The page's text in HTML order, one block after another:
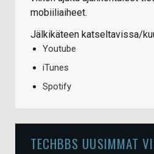
mobiiliaiheet.
Jälkikäteen katseltavissa/
Youtube
iTunes
Spotify
TECHBBS UUSIMMAT